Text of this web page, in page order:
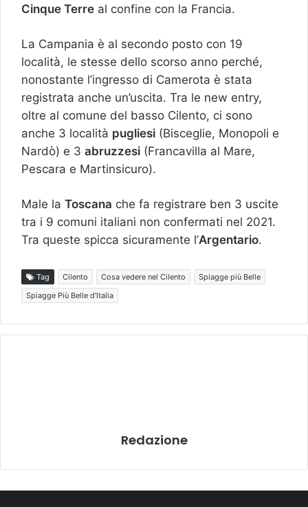
Cinque Terre al confine con la Francia.
La Campania è al secondo posto con 19
località, le stesse dello scorso anno perché,
nonostante l’ingresso di Camerota è stata
registrata anche un’uscita. Tra le new entry,
oltre al comune del basso Cilento, ci sono
anche 3 località pugliesi (Bisceglie, Monopoli e
Nardò) e 3 abruzzesi (Francavilla al Mare,
Pescara e Martinsicuro).
Male la Toscana che fa registrare ben 3 uscite
tra i 9 comuni italiani non confermati nel 2021.
Tra queste spicca sicuramente l’Argentario.
Tag Cilento Cosa vedere nel Cilento
Spiagge più Belle
Spiagge Più Belle d'Italia
Redazione